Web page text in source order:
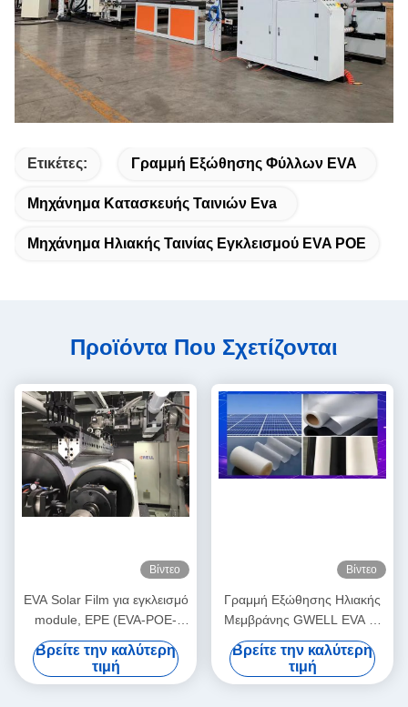
Ετικέτες: Γραμμή Εξώθησης Φύλλων EVA
Μηχάνημα Κατασκευής Ταινιών Eva
Μηχάνημα Ηλιακής Ταινίας Εγκλεισμού EVA POE
Προϊόντα Που Σχετίζονται
Βίντεο
EVA Solar Film για εγκλεισμό
module, EPE (EVA-POE-
EVA) Γραμμή Παραγωγής
Solar Film Μονής Βίδας Συν-
εξώθησης Σχεδιασμός
Βρείτε την καλύτερη
τιμή
Βίντεο
Γραμμή Εξώθησης Ηλιακής
Μεμβράνης GWELL EVA με
Τεχνολογία Συν-εξώθησης
για Ετήσια Παραγωγή 1 GW+
και Δομή Μεμβράνης EVA-
Βρείτε την καλύτερη
τιμή